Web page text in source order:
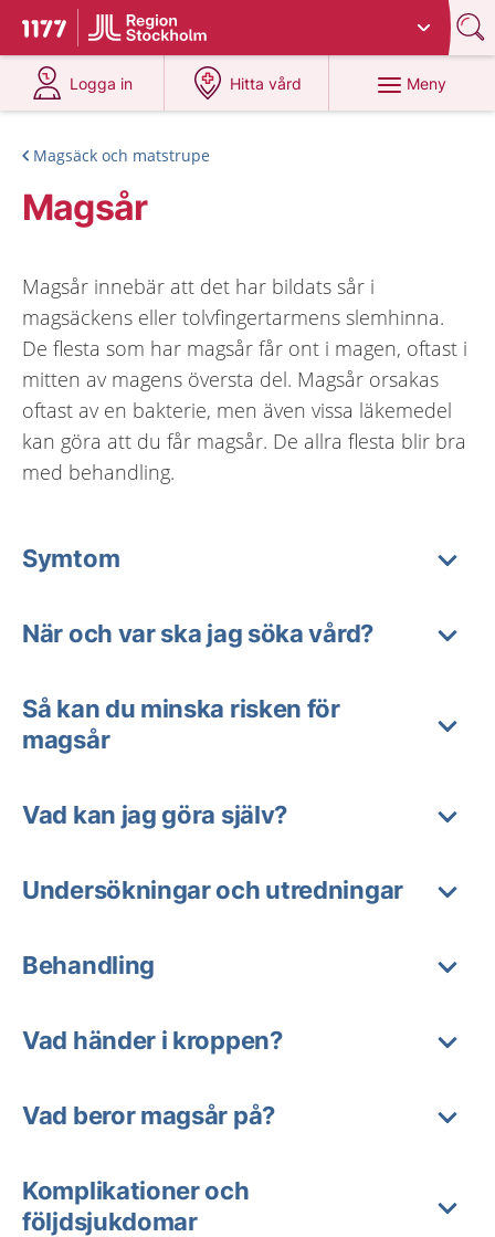
Till startsidan för 1177
Du har valt region
Logga in
på 1177.se
Hitta vård
på 1177.se
Meny
Magsäck och matstrupe
Magsår
Magsår innebär att det har bildats sår i
magsäckens eller tolvfingertarmens slemhinna.
De flesta som har magsår får ont i magen, oftast i
mitten av magens översta del. Magsår orsakas
oftast av en bakterie, men även vissa läkemedel
kan göra att du får magsår. De allra flesta blir bra
med behandling.
Symtom
När och var ska jag söka vård?
Så kan du minska risken för
magsår
Vad kan jag göra själv?
Undersökningar och utredningar
Behandling
Vad händer i kroppen?
Vad beror magsår på?
Komplikationer och
följdsjukdomar